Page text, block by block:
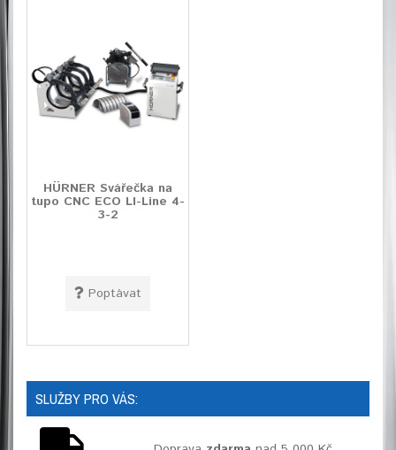
HÜRNER Svářečka na
tupo CNC ECO LI-Line 4-
3-2
Poptávat
SLUŽBY PRO VÁS: